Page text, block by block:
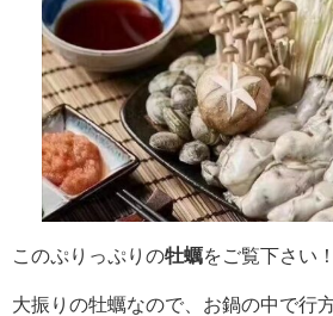
このぷりっぷりの牡蠣をご覧下さい！
大振りの牡蠣なので、お鍋の中で行